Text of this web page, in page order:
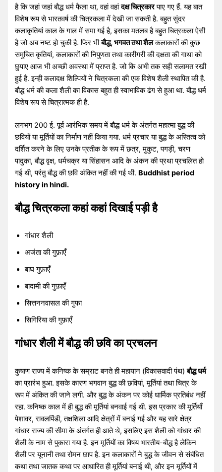
है कि जहां जहां बौद्ध धर्म फैला था, वहां वहांदक्ष चित्रकारपाए गए हैं. यह बात
विशेष रूप से भारतवर्ष की चित्रकला में देखी जा सकती है. बहुत सुंदर
कलाकृतियां काल के गाल में समा गई है, इसका मतलब है बहुत चित्रकला ऐसी
है जो अब नष्ट हो चुकी है. फिर भीबौद्ध, भगवत तथा शैलकलाकारों की कुछ
समुचित कृतियां, कलाकारों की निपुणता तथा कारीगरी की दक्षता की गाथा को
छुपाए आज भी अच्छी अवस्था में प्राप्त है. जो कि अभी तक सही सलामत रखी
हुई है. इन्ही कलादक्ष शिल्पियों ने चित्रकला की एक विशेष शैली स्थापित की है.
बौद्ध धर्म की कला शैली का विकास बहुत ही स्वाभाविक ढंग से हुआ था. बौद्ध धर्म
विशेष रूप से चित्रात्मक ही है.
लगभग 200 ई. पूर्व आरंभिक समय में बौद्ध धर्म के अंतर्गत महात्मा बुद्ध की
छवियों या मूर्तियों का निर्माण नहीं किया गया. धर्म प्रचार या बुद्ध के अस्तित्व को
दर्शित करने के लिए उनके प्रतीक के रूप में छत्र, मुकुट, पगड़ी, चरण
पादुका, बौद्ध वृक्ष, धर्मचक्र या सिंहासन आदि के अंकन की प्रथा प्रचलित हो
गई थी, परंतु बौद्ध की छवि अंकित नहीं की गई थी. Buddhist period
history in hindi.
बौद्ध चित्रकला कहां कहां दिखाई पड़ी है
गांधार शैली
अजंता की गुफ़ाएँ
बाघ गुफ़ाएँ
बादामी की गुफ़ाएँ
सित्तननवासल की गुफा
सिगिरिया की गुफ़ाएँ
गांधार शैली में बौद्ध की छवि का प्रचलन
कुषाण राज्य में कनिष्क के सम्राट बनते ही महायान (विकासवादी पंथ)बौद्ध धर्म
का प्रारंभ हुआ. इसके कारण भगवान बुद्ध की छवियां, मूर्तियां तथा चित्र के
रूप में अंकित की जाने लगी. और बुद्ध के अंकन पर कोई धार्मिक प्रतिबंध नहीं
रहा. कनिष्क काल में ही बुद्ध की मूर्तियां बनवाई गई थी. इस प्रकार की मूर्तियाँ
पेशावर, रावलपिंडी, तक्षशिला आदि क्षेत्रों में बनाई गई और यह सारे क्षेत्र
गांधार राज्य की सीमा के अंतर्गत ही आते थे, इसलिए इस शैली को गांधार की
शैली के नाम से पुकारा गया है. इन मूर्तियों का विषय भारतीय-बौद्ध है लेकिन
शैली पर यूनानी तथा रोमन छाप है. इन कलाकारों ने बुद्ध के जीवन से संबंधित
कथा तथा जातक कथा पर आधारित ही मूर्तियां बनाई थी, और इन मूर्तियों में